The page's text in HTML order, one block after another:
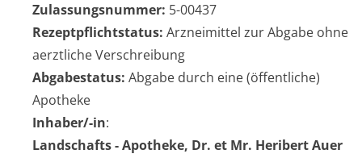
Zulassungsnummer: 5-00437
Rezeptpflichtstatus: Arzneimittel zur Abgabe ohne
aerztliche Verschreibung
Abgabestatus: Abgabe durch eine (öffentliche)
Apotheke
Inhaber/-in:
Landschafts - Apotheke, Dr. et Mr. Heribert Auer